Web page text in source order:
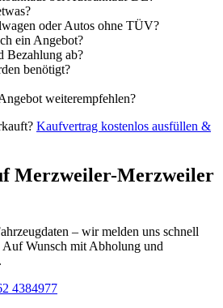
oder Autos ohne TÜV?
ein Angebot?
Bezahlung ab?
benötigt?
weiterempfehlen?
Kaufvertrag kostenlos ausfüllen &
Merzweiler-Merzweiler
– wir melden uns schnell
Wunsch mit Abholung und
4384977